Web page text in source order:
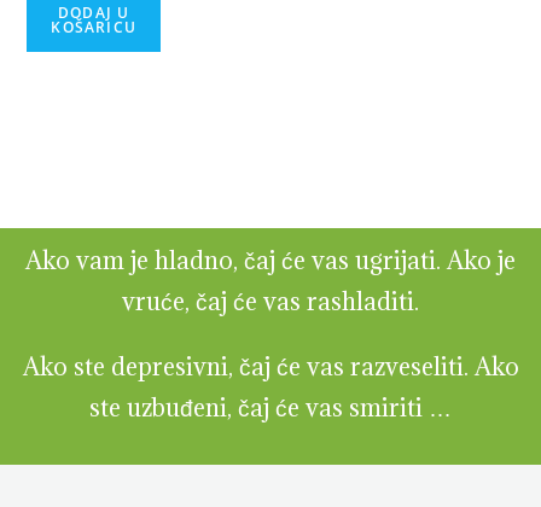
DODAJ U
KOŠARICU
Ako vam je hladno, čaj će vas ugrijati. Ako je
vruće, čaj će vas rashladiti.
Ako ste depresivni, čaj će vas razveseliti. Ako
ste uzbuđeni, čaj će vas smiriti …